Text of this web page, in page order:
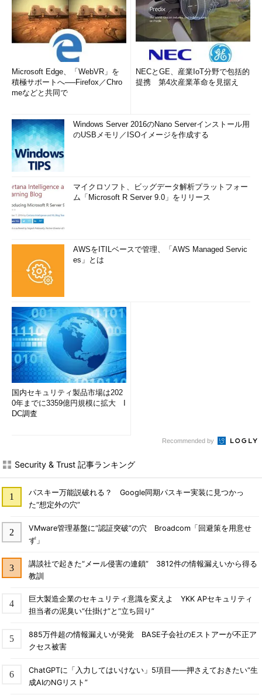
Microsoft Edge、「WebVR」を
積極サポートへ──Firefox／Chro
meなどと共同で
NECとGE、産業IoT分野で包括的
提携 第4次産業革命を見据え
Windows Server 2016のNano Serverインストール用
のUSBメモリ／ISOイメージを作成する
マイクロソフト、ビッグデータ解析プラットフォー
ム「Microsoft R Server 9.0」をリリース
AWSをITILベースで管理、「AWS Managed Servic
es」とは
国内セキュリティ製品市場は202
0年までに3359億円規模に拡大 I
DC調査
Recommended by
Security & Trust 記事ランキング
パスキー万能説破れる？ Google同期パスキー実装に見つかっ
た“想定外の穴”
VMware管理基盤に“認証突破”の穴 Broadcom「回避策を用意せ
ず」
講談社で起きた“メール侵害の連鎖” 3812件の情報漏えいから得る
教訓
巨大製造企業のセキュリティ意識を変えよ YKK APセキュリティ
担当者の泥臭い“仕掛け”と“立ち回り”
885万件超の情報漏えいが発覚 BASE子会社のEストアーが不正ア
クセス被害
ChatGPTに「入力してはいけない」5項目――押さえておきたい“生
成AIのNGリスト”